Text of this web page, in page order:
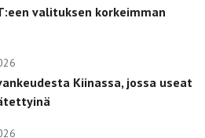
valituksen korkeimman
Kiinassa, jossa useat